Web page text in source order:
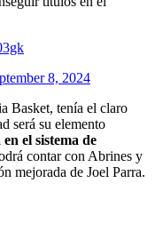
8, 2024
Basket, tenía el claro
será su elemento
el sistema de
contar con Abrines y
mejorada de Joel Parra.